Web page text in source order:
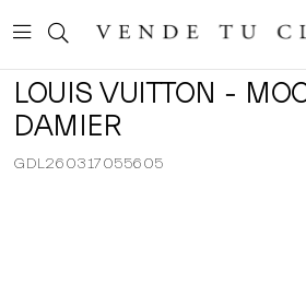
LOUIS VUITTON -
DAMIER
GDL260317055605